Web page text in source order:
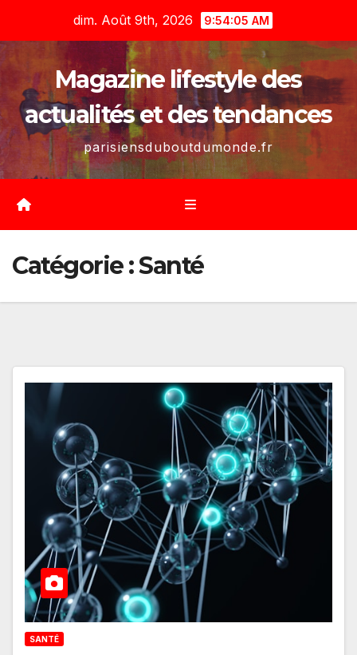
content
dim. Août 9th, 2026 9:54:07 AM
Magazine lifestyle des
actualités et des tendances
parisiensduboutdumonde.fr
Catégorie :Santé
SANTÉ